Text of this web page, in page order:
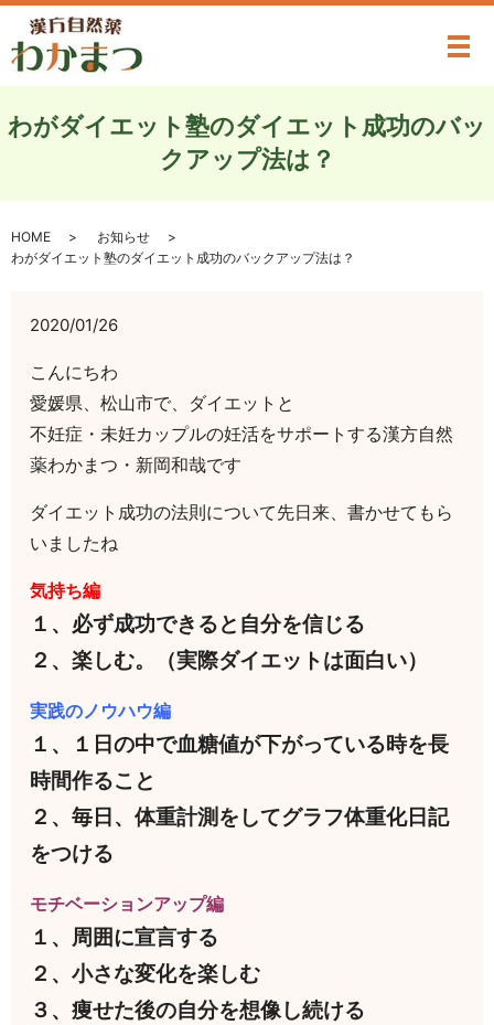
メ
わがダイエット塾のダイエット成功のバッ
クアップ法は？
HOME
お知らせ
わがダイエット塾のダイエット成功のバックアップ法は？
2020/01/26
こんにちわ
愛媛県、松山市で、ダイエットと
不妊症・未妊カップルの妊活をサポートする漢方自然
薬わかまつ・新岡和哉です
ダイエット成功の法則について先日来、書かせてもら
いましたね
気持ち編
１、必ず成功できると自分を信じる
２、楽しむ。（実際ダイエットは面白い）
実践のノウハウ編
１、１日の中で血糖値が下がっている時を長
時間作ること
２、毎日、体重計測をしてグラフ体重化日記
をつける
モチベーションアップ編
１、周囲に宣言する
２、小さな変化を楽しむ
３、痩せた後の自分を想像し続ける